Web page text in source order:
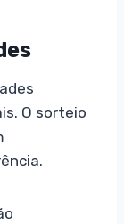
O sorteio